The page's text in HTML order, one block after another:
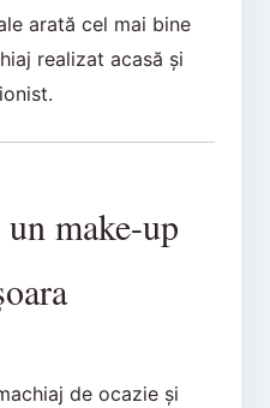
arată cel mai bine
realizat acasă și
make-up
de ocazie și